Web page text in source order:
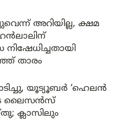
അറിയില്ല, ക്ഷമ
താരം
യൂട്യൂബർ ‘ഹെലൻ
ലൈസൻസ്
ക്ലാസിലും